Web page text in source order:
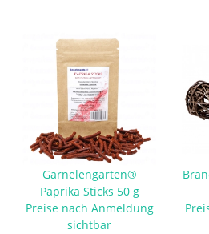
Garnelengarten®
Paprika Sticks 50 g
Preise nach Anmeldung
sichtbar